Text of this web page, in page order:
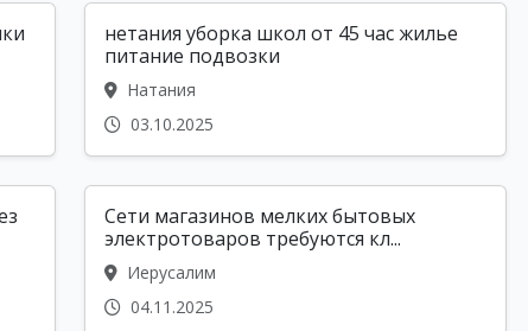
нетания уборка школ от 45 час жилье
питание подвозки
Натания
03.10.2025
Сети магазинов мелких бытовых
электротоваров требуются кл...
Иерусалим
04.11.2025